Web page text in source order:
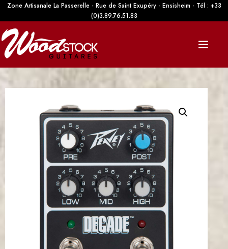
Zone Artisanale La Passerelle - Rue de Saint Exupéry - Ensisheim - Tél : +33
(0)3.89.76.51.83